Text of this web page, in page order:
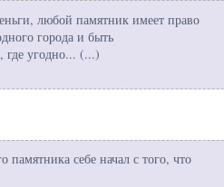
любой памятник имеет право
города и быть
где угодно... (...)
памятника себе начал с того, что